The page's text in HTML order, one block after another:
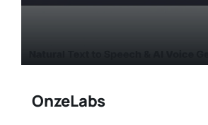
OnzeLabs